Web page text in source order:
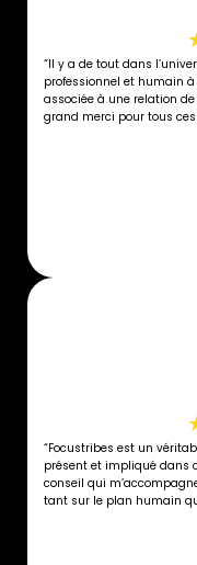
“Il y a de tout dans
professionnel et humain
associée à une relation
grand merci pour tous
“Focustribes est un
présent et impliqué dans
conseil qui
tant sur le plan humain